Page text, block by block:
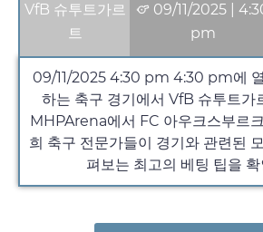
VfB 슈투트가르
트
09/11/2025 |
pm
09/11/2025 4:30 pm 4:30 pm에
하는 축구 경기에서 VfB 슈투트가
MHPArena에서 FC 아우크스부르
희 축구 전문가들이 경기와 관련된
펴보는 최고의 베팅 팁을